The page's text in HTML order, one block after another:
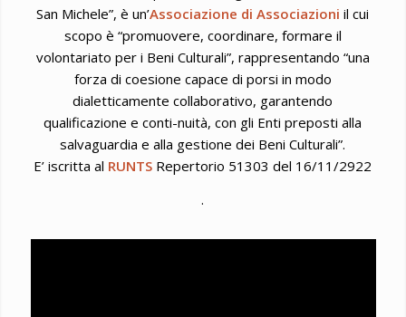
San Michele”, è un’Associazione di Associazioni il cui
scopo è “promuovere, coordinare, formare il
volontariato per i Beni Culturali”, rappresentando “una
forza di coesione capace di porsi in modo
dialetticamente collaborativo, garantendo
qualificazione e conti-nuità, con gli Enti preposti alla
salvaguardia e alla gestione dei Beni Culturali”.
E’ iscritta al RUNTS Repertorio 51303 del 16/11/2922
.